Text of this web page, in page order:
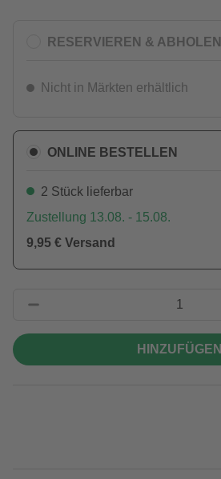
RESERVIEREN & ABHOLEN
Nicht in Märkten erhältlich
ONLINE BESTELLEN
2 Stück lieferbar
Zustellung 13.08. - 15.08.
9,95 € Versand
HINZUFÜGEN